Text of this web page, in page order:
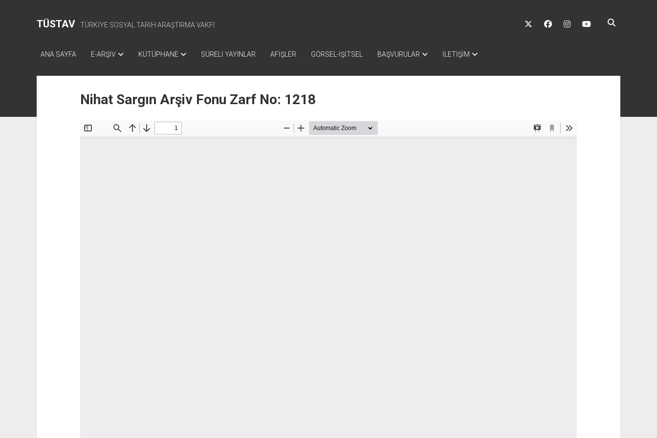
TÜSTAV TÜRKİYE SOSYAL TARİH ARAŞTIRMA VAKFI
twitter facebookinstagramyoutube
ANA SAYFA E-ARŞİV KÜTÜPHANE SÜRELİ YAYINLAR AFİŞLER GÖRSEL-İŞİTSEL BAŞVURULAR İLETİŞİM
Nihat Sargın Arşiv Fonu Zarf No: 1218